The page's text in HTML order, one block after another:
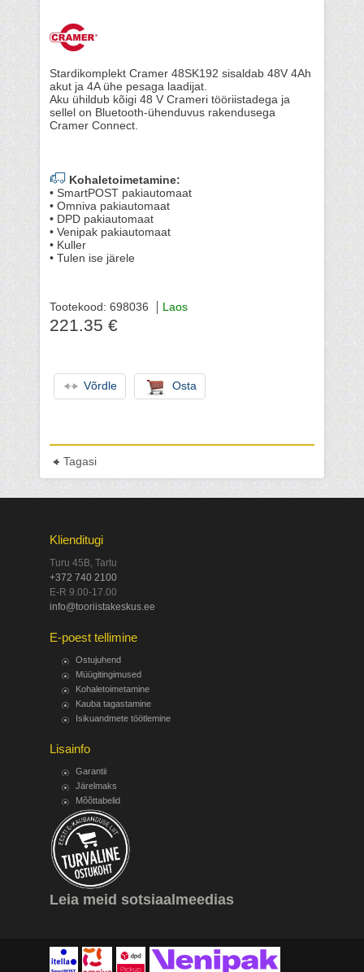
Stardikomplekt Cramer 48SK192 sisaldab 48V 4Ah
akut ja 4A ühe pesaga laadijat.
Aku ühildub kõigi 48 V Crameri tööriistadega ja
sellel on Bluetooth-ühenduvus rakendusega
Cramer Connect.
Kohaletoimetamine:
• SmartPOST pakiautomaat
• Omniva pakiautomaat
• DPD pakiautomaat
• Venipak pakiautomaat
• Kuller
• Tulen ise järele
Tootekood: 698036 Laos
221.35 €
Võrdle Osta
Tagasi
Klienditugi
Turu 45B, Tartu
+372 740 2100
E-R 9.00-17.00
info@tooriistakeskus.ee
E-poest tellimine
Ostujuhend
Müügitingimused
Kohaletoimetamine
Kauba tagastamine
Isikuandmete töötlemine
Lisainfo
Garantii
Järelmaks
Mõõttabelid
Leia meid sotsiaalmeedias